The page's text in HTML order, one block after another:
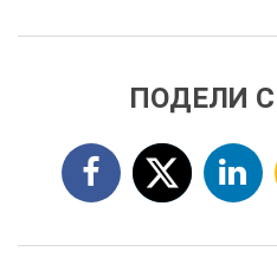
ПОДЕЛИ